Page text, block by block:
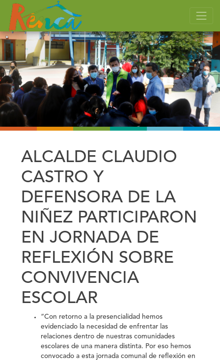
ALCALDE CLAUDIO
CASTRO Y
DEFENSORA DE LA
NIÑEZ PARTICIPARON
EN JORNADA DE
REFLEXIÓN SOBRE
CONVIVENCIA
ESCOLAR
“Con retorno a la presencialidad hemos
evidenciado la necesidad de enfrentar las
relaciones dentro de nuestras comunidades
escolares de una manera distinta. Por eso hemos
convocado a esta jornada comunal de reflexión en